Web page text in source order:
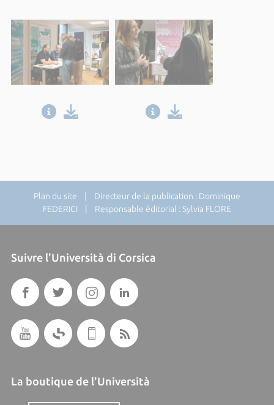
Plan du site | Directeur de la publication : Dominique
FEDERICI | Responsable éditorial : Sylvia FLORE
Suivre l'Università di Corsica
La boutique de l'Università